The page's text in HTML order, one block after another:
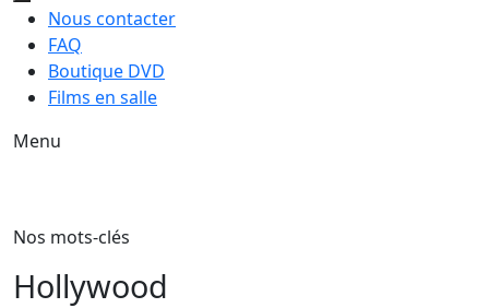
Nous contacter
FAQ
Boutique DVD
Films en salle
Menu
Nos mots-clés
Hollywood